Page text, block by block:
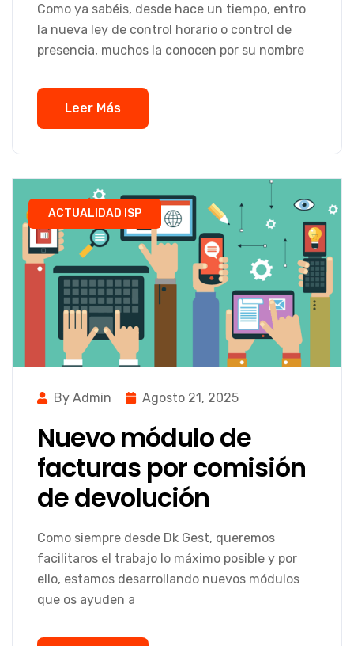
Como ya sabéis, desde hace un tiempo, entro
la nueva ley de control horario o control de
presencia, muchos la conocen por su nombre
Leer Más
ACTUALIDAD ISP
By Admin Agosto 21, 2025
Nuevo módulo de
facturas por comisión
de devolución
Como siempre desde Dk Gest, queremos
facilitaros el trabajo lo máximo posible y por
ello, estamos desarrollando nuevos módulos
que os ayuden a